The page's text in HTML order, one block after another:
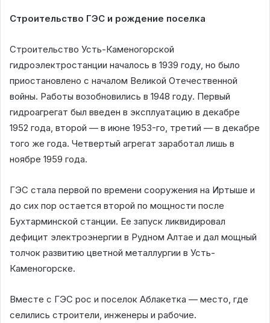
Строительство ГЭС и рождение поселка
Строительство Усть-Каменогорской
гидроэлектростанции началось в 1939 году, но было
приостановлено с началом Великой Отечественной
войны. Работы возобновились в 1948 году. Первый
гидроагрегат был введен в эксплуатацию в декабре
1952 года, второй — в июне 1953-го, третий — в декабре
того же года. Четвертый агрегат заработал лишь в
ноябре 1959 года.
ГЭС стала первой по времени сооружения на Иртыше и
до сих пор остается второй по мощности после
Бухтарминской станции. Ее запуск ликвидировал
дефицит электроэнергии в Рудном Алтае и дал мощный
толчок развитию цветной металлургии в Усть-
Каменогорске.
Вместе с ГЭС рос и поселок Аблакетка — место, где
селились строители, инженеры и рабочие.